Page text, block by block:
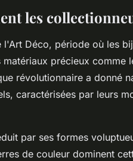
les
l'Art Déco, période où les
précieux comme
révolutionnaire a donné
caractérisées par leurs
par ses formes
de couleur dominent